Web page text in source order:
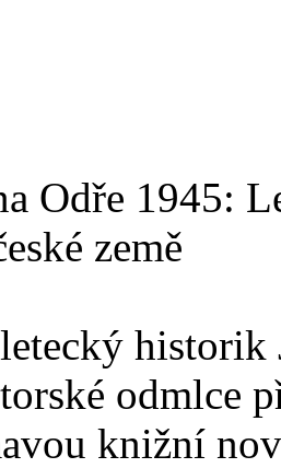
Odře 1945:
země
odmlce
knižní